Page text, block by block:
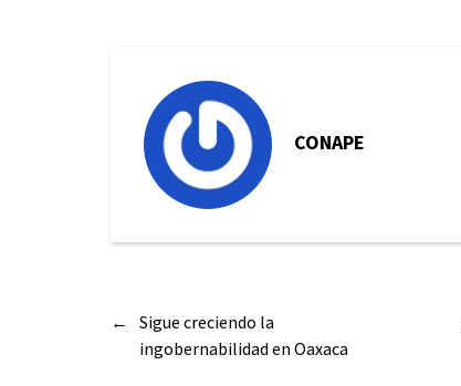
CONAPE
←
Sigue creciendo la
ingobernabilidad en Oaxaca